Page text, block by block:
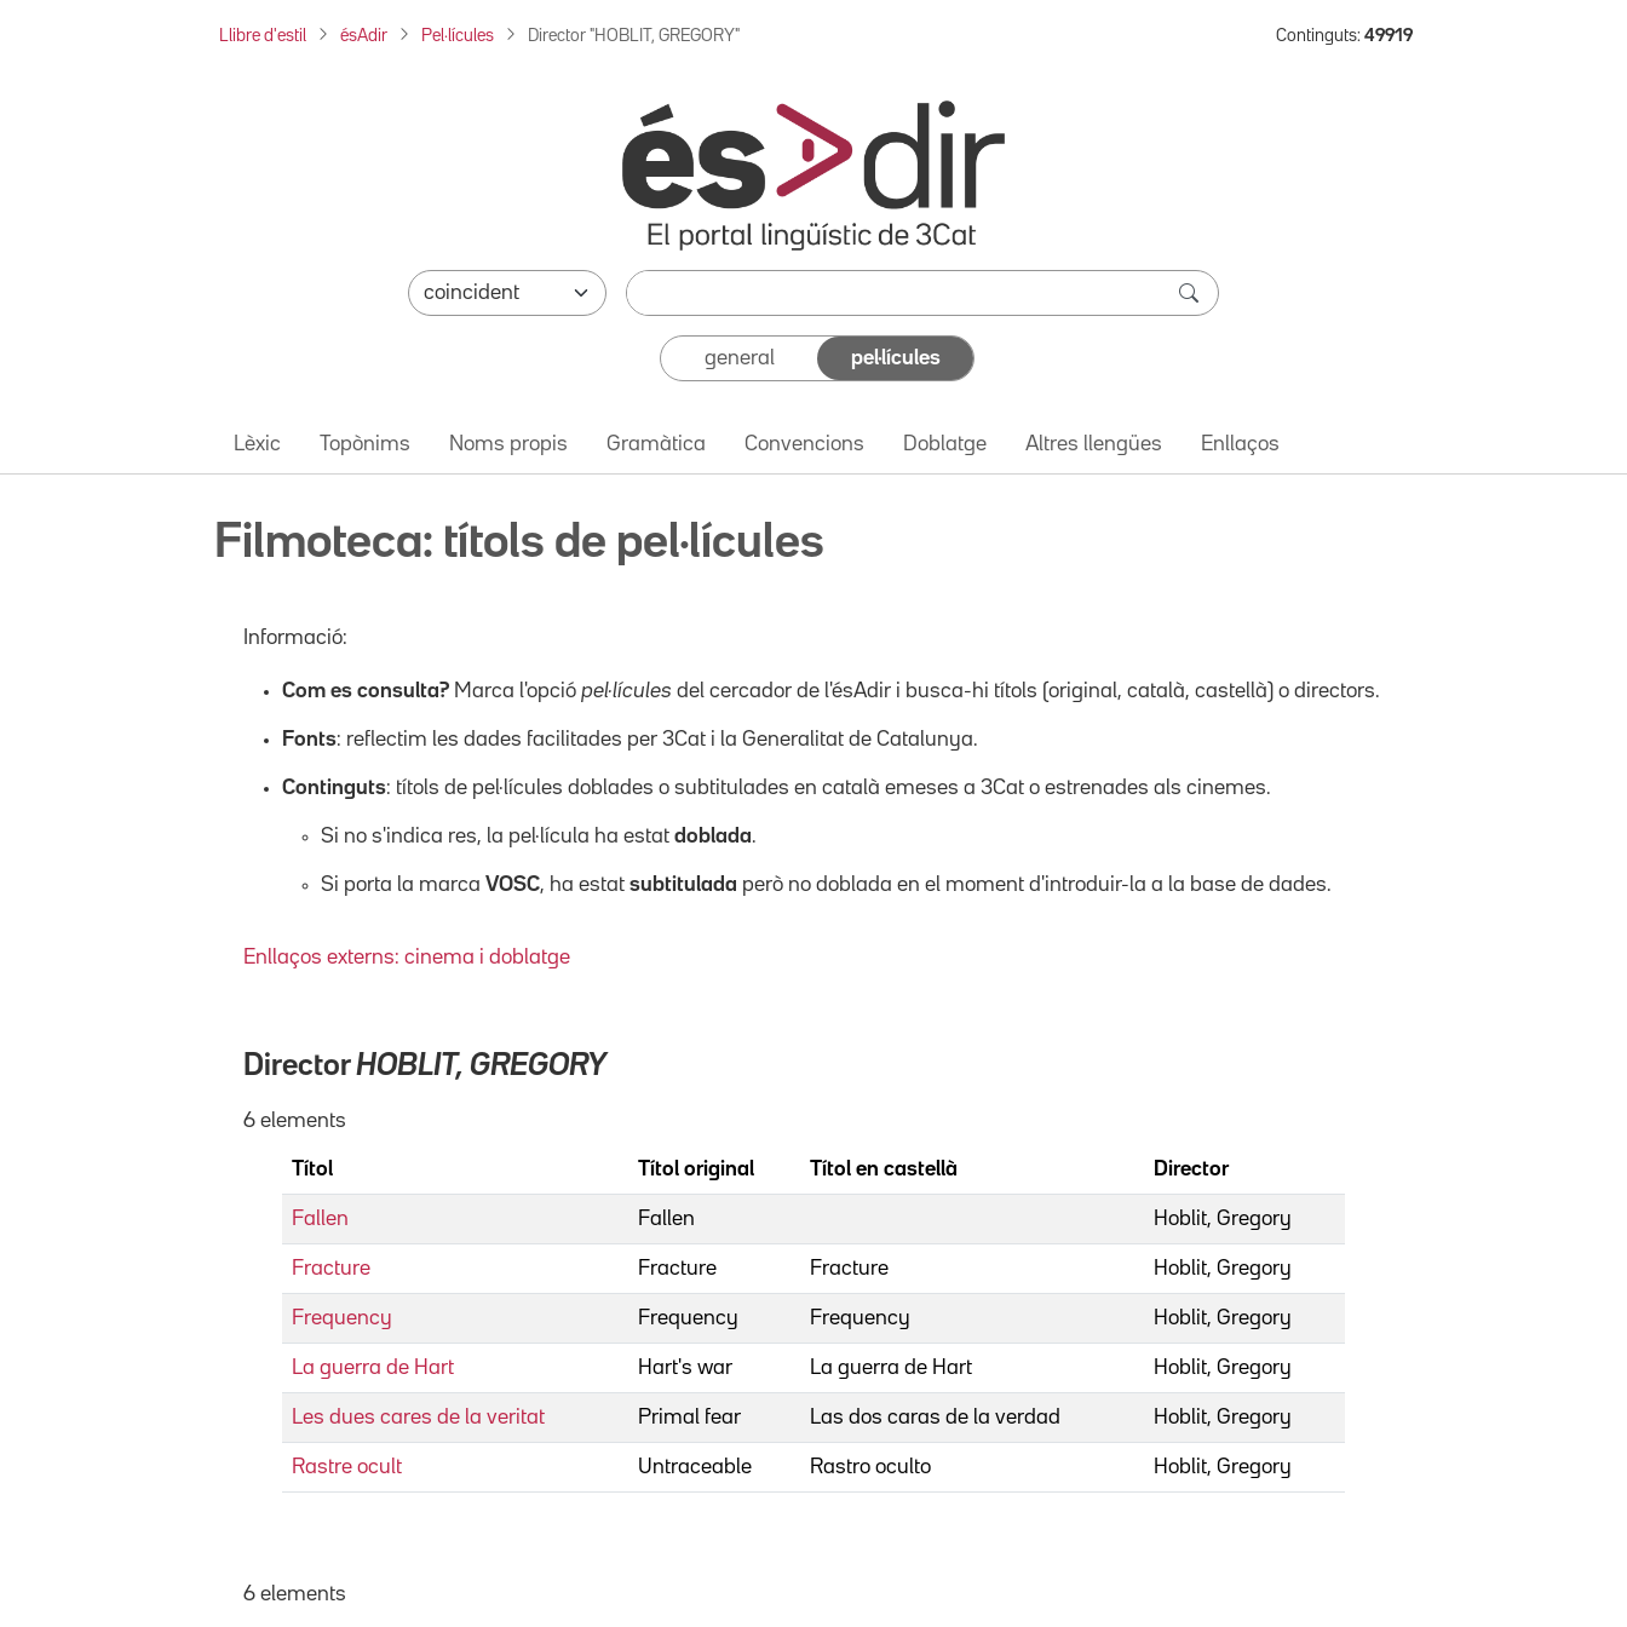
Llibre d'estil ésAdir Pel·lícules Director "HOBLIT, GREGORY" Continguts: 49919
general pel·lícules
Lèxic Topònims Noms propis Gramàtica Convencions Doblatge Altres llengües Enllaços
Filmoteca: títols de pel·lícules
Informació:
Com es consulta? Marca l'opció pel·lícules del cercador de l'ésAdir i busca-hi títols (original, català, castellà) o directors.
Fonts: reflectim les dades facilitades per 3Cat i la Generalitat de Catalunya.
Continguts: títols de pel·lícules doblades o subtitulades en català emeses a 3Cat o estrenades als cinemes.
Si no s'indica res, la pel·lícula ha estat doblada.
Si porta la marca VOSC, ha estat subtitulada però no doblada en el moment d'introduir-la a la base de dades.
Enllaços externs: cinema i doblatge
Director HOBLIT, GREGORY
6 elements
Títol Títol original Títol en castellà Director
Fallen Fallen Hoblit, Gregory
Fracture Fracture Fracture Hoblit, Gregory
Frequency Frequency Frequency Hoblit, Gregory
La guerra de Hart Hart's war La guerra de Hart Hoblit, Gregory
Les dues cares de la veritat Primal fear Las dos caras de la verdad Hoblit, Gregory
Rastre ocult Untraceable Rastro oculto Hoblit, Gregory
6 elements